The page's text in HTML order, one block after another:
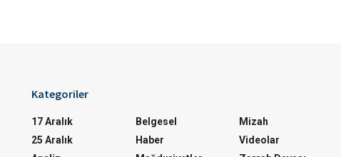
Kategoriler
17 Aralık
25 Aralık
Belgesel
Haber
Mizah
Videolar